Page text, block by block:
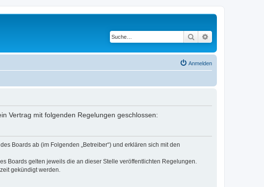
Suche
Anmelden
Vertrag mit folgenden Regelungen geschlossen:
Boards ab (im Folgenden „Betreiber“) und erklären sich mit den
Boards gelten jeweils die an dieser Stelle veröffentlichten Regelungen.
gekündigt werden.